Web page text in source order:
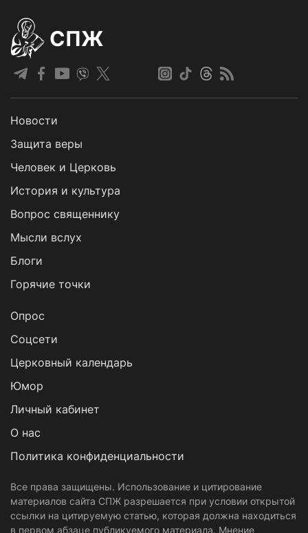
СПЖ
Новости
Защита веры
Человек и Церковь
История и культура
Вопрос священнику
Мысли вслух
Блоги
Горячие точки
Опрос
Cоцсети
Церковный календарь
Юмор
Личный кабинет
О нас
Политика конфиденциальности
Все права защищены. Использование и цитирование
материалов сайта СПЖ разрешается при условии открытой
ссылки на цитируемую статью, которая должна находиться
в первом абзаце публикуемого материала. Мнение